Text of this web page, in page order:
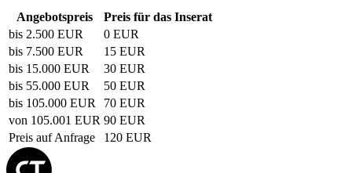
Angebotspreis
Preis für das Inserat
bis 2.500 EUR
0 EUR
bis 7.500 EUR
15 EUR
bis 15.000 EUR
30 EUR
bis 55.000 EUR
50 EUR
bis 105.000 EUR
70 EUR
von 105.001 EUR 90 EUR
Preis auf Anfrage
120 EUR